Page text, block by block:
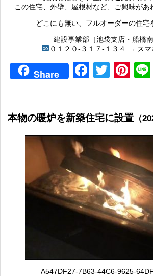
この住宅、外壁、屋根材など、ご興味があ
どこにも無い、フルオーダーの住宅
建設事業部［池袋支店・船橋南
０１２０-３１７-１３４ → スマ
Share
本物の暖炉を新築住宅に設置 （
A547DF27-7B63-44C6-9625-